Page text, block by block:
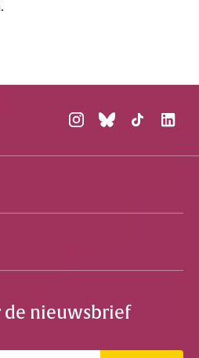
de nieuwsbrief